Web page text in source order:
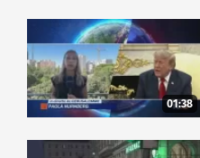
01:38